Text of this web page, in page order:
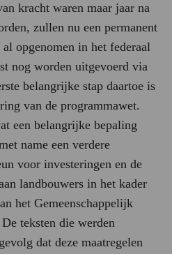
kracht waren maar jaar na
zullen nu een permanent
opgenomen in het federaal
nog worden uitgevoerd via
belangrijke stap daartoe is
van de programmawet.
een belangrijke bepaling
name een verdere
voor investeringen en de
landbouwers in het kader
het Gemeenschappelijk
teksten die werden
dat deze maatregelen